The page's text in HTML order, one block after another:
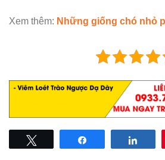
Xem thêm: Những giống chó nhỏ